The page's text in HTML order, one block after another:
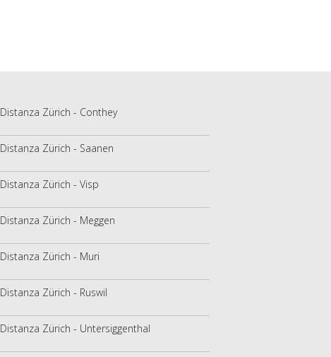
Distanza Zürich - Conthey
Distanza Zürich - Saanen
Distanza Zürich - Visp
Distanza Zürich - Meggen
Distanza Zürich - Muri
Distanza Zürich - Ruswil
Distanza Zürich - Untersiggenthal